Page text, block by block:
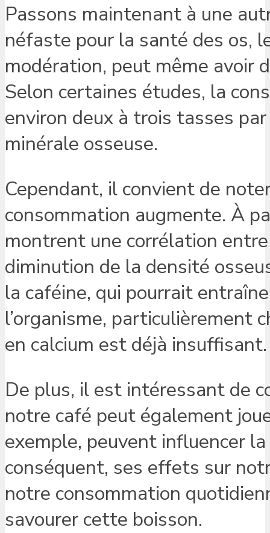
Passons maintenant à une
néfaste pour la santé des os,
modération, peut même avoir
Selon certaines études, la
environ deux à trois tasses
minérale osseuse.
Cependant, il convient de
consommation augmente. À
montrent une corrélation
diminution de la densité
la caféine, qui pourrait
l’organisme, particulièrement
en calcium est déjà insuffisant.
De plus, il est intéressant de
notre café peut également
exemple, peuvent influencer
conséquent, ses effets sur
notre consommation
savourer cette boisson.